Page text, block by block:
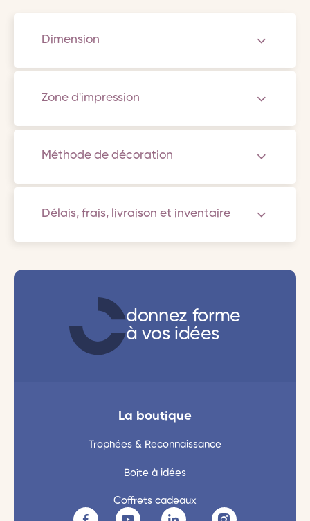
Dimension
Zone d'impression
Méthode de décoration
Délais, frais, livraison et inventaire
donnez forme
à vos idées
La boutique
Trophées & Reconnaissance
Boîte à idées
Coffrets cadeaux